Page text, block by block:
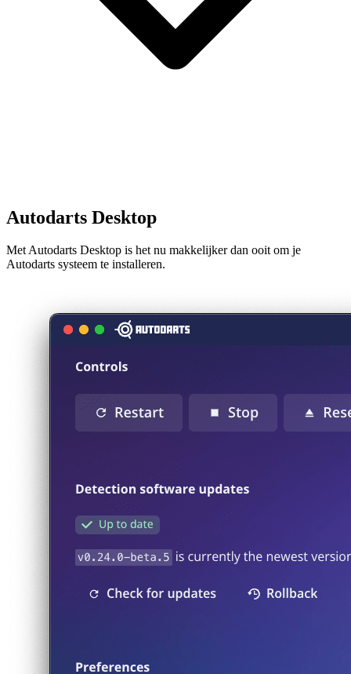
Autodarts Desktop
Met Autodarts Desktop is het nu makkelijker dan ooit om je
Autodarts systeem te installeren.